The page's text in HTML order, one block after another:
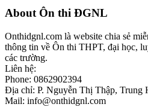
Footer
About Ôn thi ĐGNL
Onthidgnl.com là website chia sẻ
thông tin về Ôn thi THPT, đại học,
các trường.
Liên hệ:
Phone: 0862902394
Địa chỉ: P. Nguyễn Thị Thập, Trung
Mail: info@onthidgnl.com